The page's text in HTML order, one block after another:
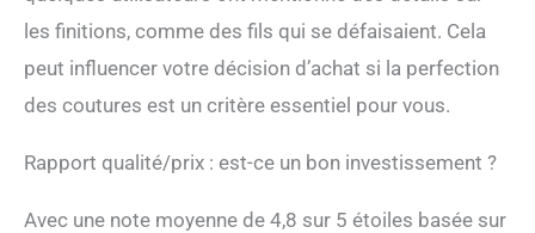
les finitions, comme des fils qui se défaisaient. Cela
peut influencer votre décision d’achat si la perfection
des coutures est un critère essentiel pour vous.
Rapport qualité/prix : est-ce un bon investissement ?
Avec une note moyenne de 4,8 sur 5 étoiles basée sur